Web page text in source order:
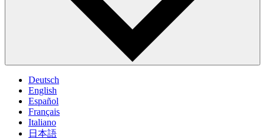
Deutsch
English
Español
Français
Italiano
日本語